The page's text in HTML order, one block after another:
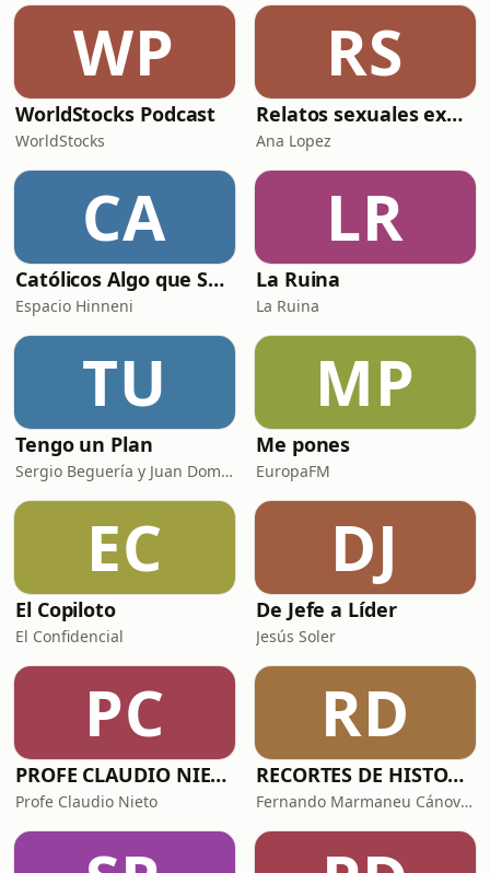
WP
WorldStocks Podcast
WorldStocks
RS
Relatos sexuales explícitos
Ana Lopez
CA
Católicos Algo que Saber
Espacio Hinneni
LR
La Ruina
La Ruina
TU
Tengo un Plan
Sergio Beguería y Juan Domínguez
MP
Me pones
EuropaFM
EC
El Copiloto
El Confidencial
DJ
De Jefe a Líder
Jesús Soler
PC
PROFE CLAUDIO NIETO
Profe Claudio Nieto
RD
RECORTES DE HISTORIA Y CIENCIA
Fernando Marmaneu Cánovas